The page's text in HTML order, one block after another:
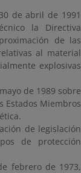
de abril de 1991
la Directiva
de las
al material
explosivas
de 1989 sobre
Estados Miembros
de legislación
de protección
febrero de 1973,